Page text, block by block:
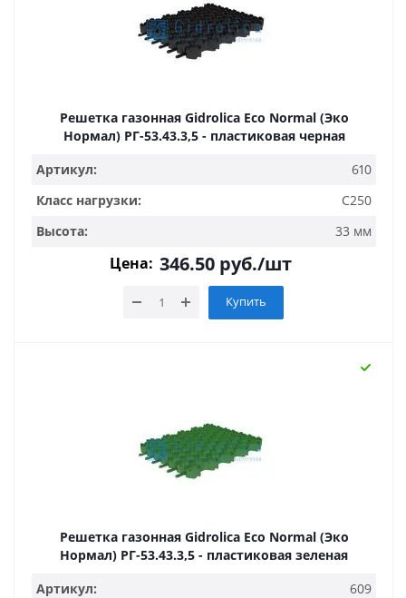
Решетка газонная Gidrolica Eco Normal (Эко
Нормал) РГ-53.43.3,5 - пластиковая черная
Артикул:
610
Класс нагрузки:
C250
Высота:
33 мм
Цена: 346.50 руб./шт
Купить
Решетка газонная Gidrolica Eco Normal (Эко
Нормал) РГ-53.43.3,5 - пластиковая зеленая
Артикул:
609